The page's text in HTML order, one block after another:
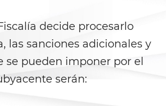
the Court
Matters
Of Rehabilitation
decide procesarlo
las sanciones adicionales y
se pueden imponer por el
serán: